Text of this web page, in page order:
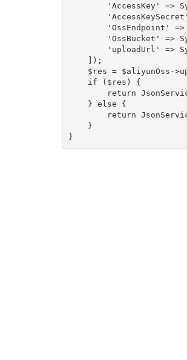
'AccessKey' =>
'AccessKeySecret'
'OssEndpoint' =>
'OssBucket' =>
'uploadUrl' =>
]);
$res = $aliyunOss-
if ($res) {
return
} else {
return
}
}